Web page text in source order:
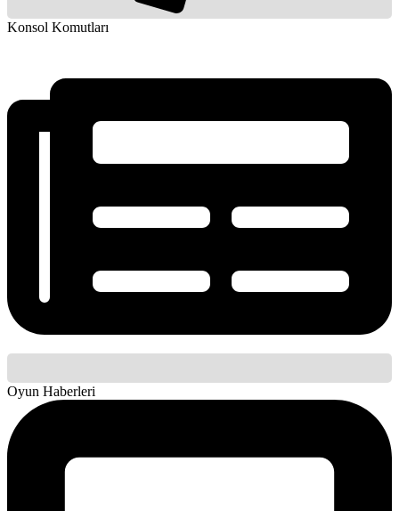
Konsol Komutları
Oyun Haberleri